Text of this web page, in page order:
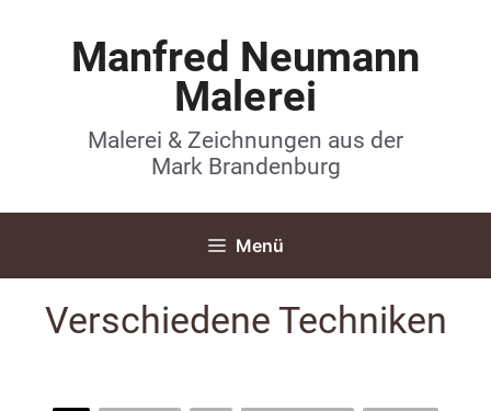
Manfred Neumann
Malerei
Malerei & Zeichnungen aus der
Mark Brandenburg
Menü
Verschiedene Techniken